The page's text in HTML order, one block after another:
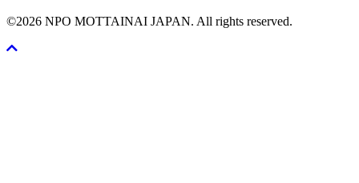
©2026 NPO MOTTAINAI JAPAN. All rights reserved.
Scroll